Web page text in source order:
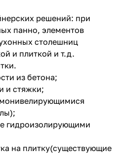
решений: при
панно, элементов
столешниц
и плиткой и т.д.
из бетона;
и стяжки;
гидроизолирующими
на плитку(существующие